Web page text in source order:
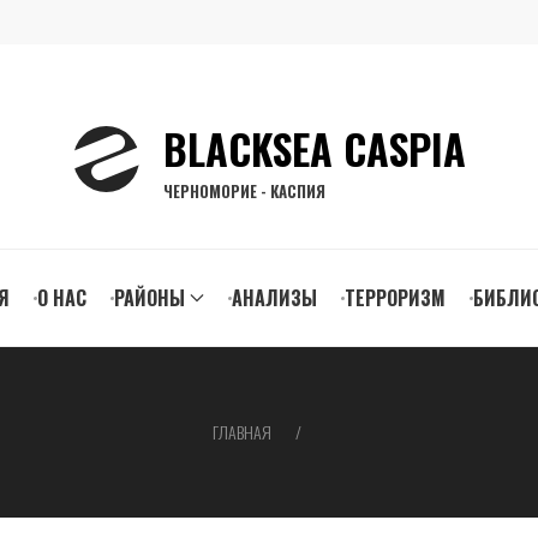
BLACKSEA CASPIA
ЧЕРНОМОРИЕ - КАСПИЯ
О НАС РАЙОНЫ АНАЛИЗЫ ТЕРРОРИЗМ
ГЛАВНАЯ